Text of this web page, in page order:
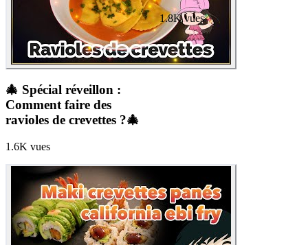
🎄 Spécial réveillon :
Comment faire des
ravioles de crevettes ?🎄
1.6K vues
1.8K vues